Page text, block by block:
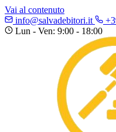
Vai al contenuto
info@salvadebitori.it
Lun - Ven: 9:00 - 18:00